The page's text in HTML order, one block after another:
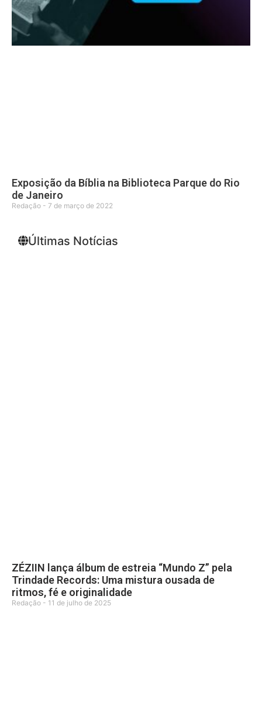
Exposição da Bíblia na Biblioteca Parque do Rio
de Janeiro
Redação 7 de março de 2022
Últimas Notícias
ZÉZIIN lança álbum de estreia “Mundo Z” pela
Trindade Records: Uma mistura ousada de
ritmos, fé e originalidade
Redação 11 de julho de 2025